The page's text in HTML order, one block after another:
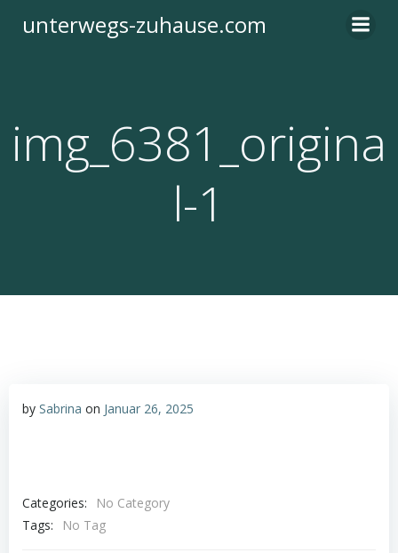
Inhalt
unterwegs-zuhause.com
img_6381_origina
l-1
by Sabrina on Januar 26, 2025
Categories:
No Category
Tags:
No Tag